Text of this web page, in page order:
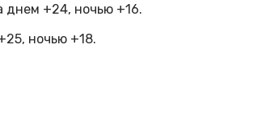
днем +24, ночью +16.
ночью +18.